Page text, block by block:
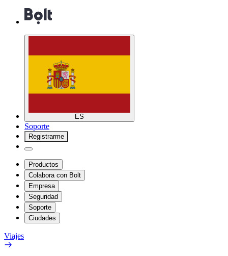
ES
Soporte
Registrarme
Productos
Colabora con Bolt
Empresa
Seguridad
Soporte
Ciudades
Viajes